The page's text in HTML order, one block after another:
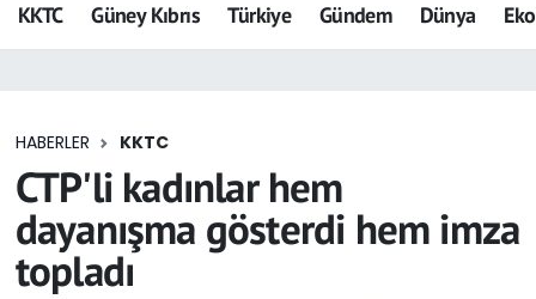
KKTC Güney Kıbrıs Türkiye Gündem Dünya
HABERLER KKTC
CTP'li kadınlar hem
dayanışma gösterdi hem imza
topladı
Dijigazete
Eğitim
Ekonomi
Foto Galeri
Trafik Durumu
Tüm Manşetler
Son Dakika Haberleri
Haber Arşivi